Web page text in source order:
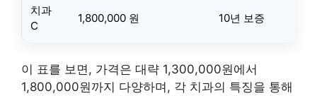
치과
C
1,800,000 원 10년 보증
이 표를 보면, 가격은 대략 1,300,000원에서
1,800,000원까지 다양하며, 각 치과의 특징을 통해